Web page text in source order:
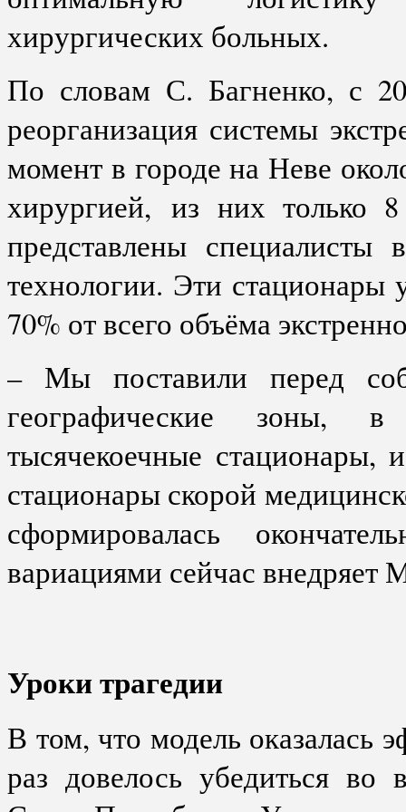
хирургических больных.
По словам С. Багненко, с
реорганизация системы
момент в городе на Неве
хирургией,из них только
представлены
технологии. Эти стационары
70% от всего объёма
– Мы поставили перед
географические зоны,
тысячекоечные стационары,
стационары скорой
сформировалась
вариациями сейчас внедряет
Уроки трагедии
В том, что модель оказалась
раз довелось убедиться во